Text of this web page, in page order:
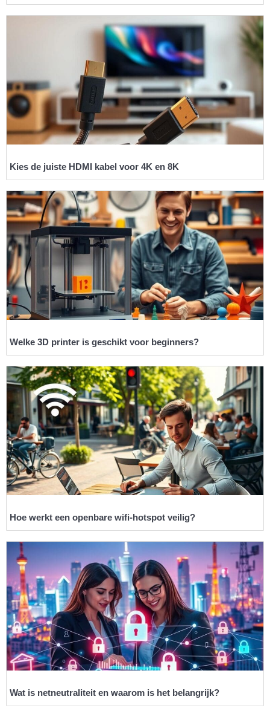
Kies de juiste HDMI kabel voor 4K en 8K
Welke 3D printer is geschikt voor beginners?
Hoe werkt een openbare wifi-hotspot veilig?
Wat is netneutraliteit en waarom is het belangrijk?